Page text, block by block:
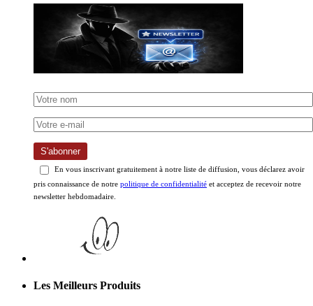
S'abonner
En vous inscrivant gratuitement à notre liste de diffusion, vous déclarez avoir
pris connaissance de notre politique de confidentialité et acceptez de recevoir notre
newsletter hebdomadaire.
Les Meilleurs Produits